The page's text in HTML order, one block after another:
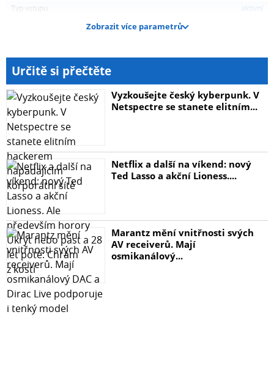
Typ vstupu
aktivní
Zobrazit více parametrů
Určitě si přečtěte
Vyzkoušejte český kyberpunk. V
Netspectre se stanete elitním...
Netflix a další na víkend: nový
Ted Lasso a akční Lioness....
Marantz mění vnitřnosti svých
AV receiverů. Mají
osmikanálový...